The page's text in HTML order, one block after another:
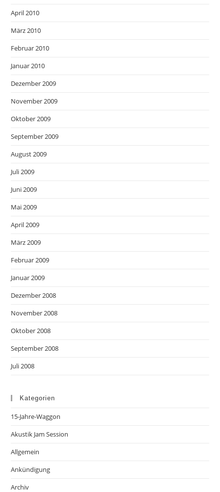
April 2010
März 2010
Februar 2010
Januar 2010
Dezember 2009
November 2009
Oktober 2009
September 2009
August 2009
Juli 2009
Juni 2009
Mai 2009
April 2009
März 2009
Februar 2009
Januar 2009
Dezember 2008
November 2008
Oktober 2008
September 2008
Juli 2008
Kategorien
15-Jahre-Waggon
Akustik Jam Session
Allgemein
Ankündigung
Archiv